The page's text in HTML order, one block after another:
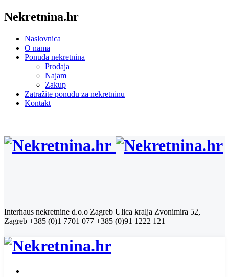
Nekretnina.hr
Naslovnica
O nama
Ponuda nekretnina
Prodaja
Najam
Zakup
Zatražite ponudu za nekretninu
Kontakt
Interhaus nekretnine d.o.o Zagreb Ulica kralja Zvonimira 52,
Zagreb +385 (0)1 7701 077 +385 (0)91 1222 121